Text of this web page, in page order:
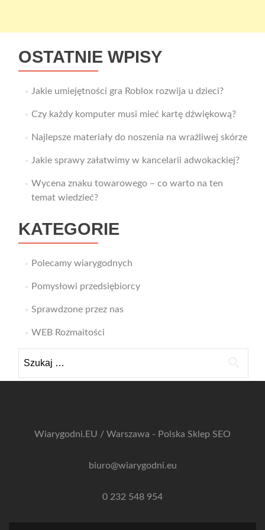
OSTATNIE WPISY
Jakie umiejętności gra Roblox rozwija u dzieci?
Czy każdy komputer musi mieć kartę dźwiękową?
Najlepsze materiały do noszenia na wrażliwej skórze
Jakie sprawy załatwimy w kancelarii adwokackiej?
Wycena znaku towarowego – co warto na ten
temat wiedzieć?
KATEGORIE
Polecamy wiarygodnych
Pomysłowi przedsiębiorcy
Sprawdzone przez nas
WEB Rozmaitości
Wiarygodni.EU / Warszawa - Polska Sklep SEO
biuro@wiarygodni.eu
0 232 548 954